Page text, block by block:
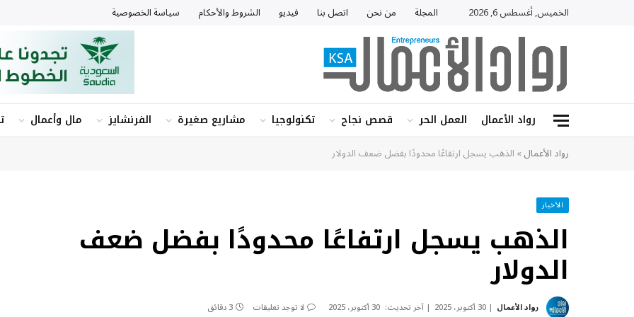
الخميس, أغسطس 6, 2026 المجلة من نحن اتصل بنا فيديو الشروط والأحكام سياسة الخصوصية
رواد الأعمال العمل الحر قصص نجاح تكنولوجيا مشاريع صغيرة الفرنشايز مال وأعمال
رواد الأعمال»الذهب يسجل ارتفاعًا محدودًا بفضل ضعف الدولار
الأخبار
الذهب يسجل ارتفاعًا محدودًا بفضل ضعف
الدولار
رواد الأعمال 30 أكتوبر، 2025 آخر تحديث: 30 أكتوبر، 2025 لا توجد تعليقات 3 دقائق